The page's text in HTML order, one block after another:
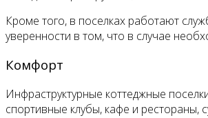
Кроме того, в поселках работают
уверенности в том, что в случае
Комфорт
Инфраструктурные коттеджные
спортивные клубы, кафе и рестораны,